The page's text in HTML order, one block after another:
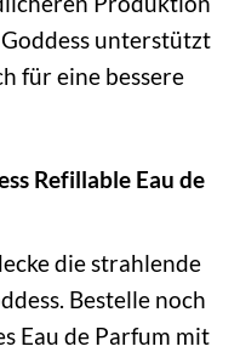
unterstützt
für eine bessere
Refillable Eau de
die strahlende
Bestelle noch
Eau de Parfum mit